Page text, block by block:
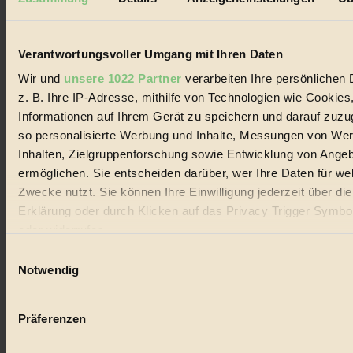
Verantwortungsvoller Umgang mit Ihren Daten
Wir und unsere 1022 Partner verarbeiten Ihre persönlichen
z. B. Ihre IP-Adresse, mithilfe von Technologien wie
Informationen auf Ihrem Gerät zu speichern und darauf
so personalisierte Werbung und Inhalte, Messungen von
Inhalten, Zielgruppenforschung sowie Entwicklung von
ermöglichen. Sie entscheiden darüber, wer Ihre Daten für
Zwecke nutzt. Sie können Ihre Einwilligung jederzeit über
Erklärung oder durch Klicken auf das Privacy Trigger
Wenn Sie es erlauben, würden wir auch gerne:
Ihr Gerät durch aktives Scannen nach bestimmten
Notwendig
Präferenzen
Biorama steht für einen nachhaltigen Lebensstil und bewussten
Lebenswandel. Es ist eine moderne Plattform für Ideen, Menschen
Handels mit Bioprodukten, des Fair-Trade sowie der Branche
alternativer Energien.
Social Media
22.601 Fans auf Facebook
3.415 Follower auf Twitter
Folge uns auf Instagram
Themen
Bio
Vegan